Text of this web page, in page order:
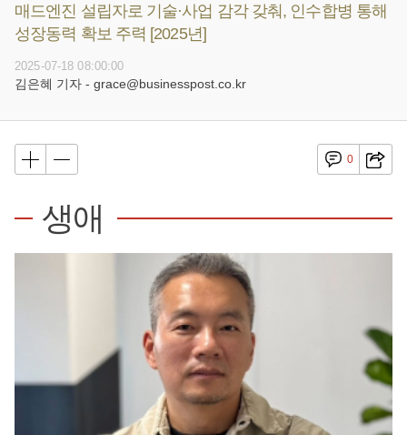
매드엔진 설립자로 기술·사업 감각 갖춰, 인수합병 통해
성장동력 확보 주력 [2025년]
2025-07-18 08:00:00
김은혜 기자 - grace@businesspost.co.kr
0
생애